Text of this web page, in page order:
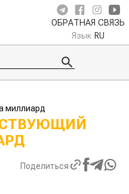
ОБРАТНАЯ СВЯЗЬ
Язык RU
миллиард
Поделиться